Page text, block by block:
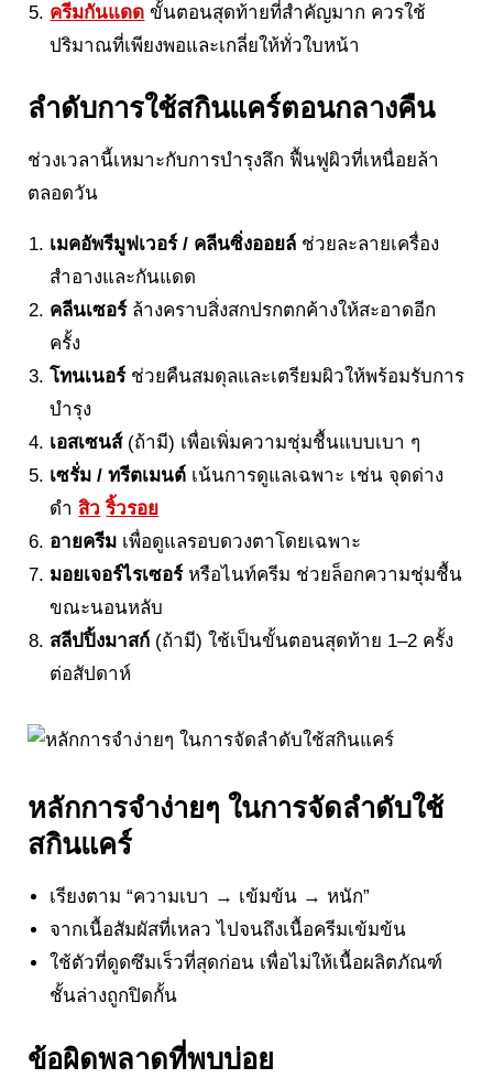
ครีมกันแดด ขั้นตอนสุดท้ายที่สำคัญมาก ควรใช้
ปริมาณที่เพียงพอและเกลี่ยให้ทั่วใบหน้า
ลำดับการใช้สกินแคร์ตอนกลางคืน
ช่วงเวลานี้เหมาะกับการบำรุงลึก ฟื้นฟูผิวที่เหนื่อยล้า
ตลอดวัน
เมคอัพรีมูฟเวอร์ / คลีนซิ่งออยล์ ช่วยละลายเครื่อง
สำอางและกันแดด
คลีนเซอร์ล้างคราบสิ่งสกปรกตกค้างให้สะอาดอีก
ครั้ง
โทนเนอร์ช่วยคืนสมดุลและเตรียมผิวให้พร้อมรับการ
บำรุง
เอสเซนส์(ถ้ามี) เพื่อเพิ่มความชุ่มชื้นแบบเบา ๆ
เซรั่ม / ทรีตเมนต์ เน้นการดูแลเฉพาะ เช่น จุดด่าง
ดำสิว ริ้วรอย
อายครีม เพื่อดูแลรอบดวงตาโดยเฉพาะ
มอยเจอร์ไรเซอร์หรือไนท์ครีม ช่วยล็อกความชุ่มชื้น
ขณะนอนหลับ
สลีปปิ้งมาสก์ (ถ้ามี) ใช้เป็นขั้นตอนสุดท้าย 1–2 ครั้ง
ต่อสัปดาห์
หลักการจำง่ายๆ ในการจัดลำดับใช้
สกินแคร์
เรียงตาม “ความเบา → เข้มข้น → หนัก”
จากเนื้อสัมผัสที่เหลว ไปจนถึงเนื้อครีมเข้มข้น
ใช้ตัวที่ดูดซึมเร็วที่สุดก่อน เพื่อไม่ให้เนื้อผลิตภัณฑ์
ชั้นล่างถูกปิดกั้น
ข้อผิดพลาดที่พบบ่อย